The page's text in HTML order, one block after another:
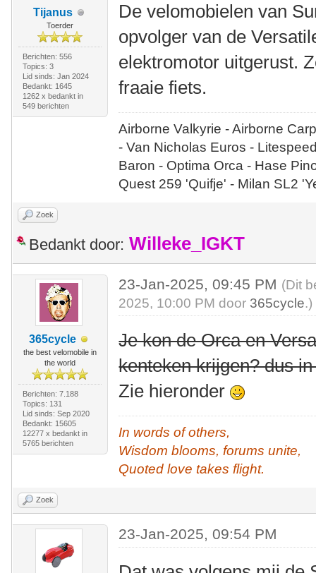
Tijanus
Toerder
Berichten: 556
Topics: 3
Lid sinds: Jan 2024
Bedankt: 1645
1262 x bedankt in
549 berichten
De velomobielen van
opvolger van de
elektromotor uitgerust.
fraaie fiets.
Airborne Valkyrie - Airborne
- Van Nicholas Euros -
Baron - Optima Orca - Hase
Quest 259 'Quifje' - Milan SL2
Zoek
Bedankt door: Willeke_IGKT
365cycle
the best velomobile in
the world
Berichten: 7.188
Topics: 131
Lid sinds: Sep 2020
Bedankt: 15605
12277 x bedankt in
5765 berichten
23-Jan-2025, 09:45 PM (Dit
2025, 10:00 PM door 365cycle.)
Je kon de Orca en
kenteken krijgen? dus
Zie hieronder
In words of others,
Wisdom blooms, forums unite,
Quoted love takes flight.
Zoek
23-Jan-2025, 09:54 PM